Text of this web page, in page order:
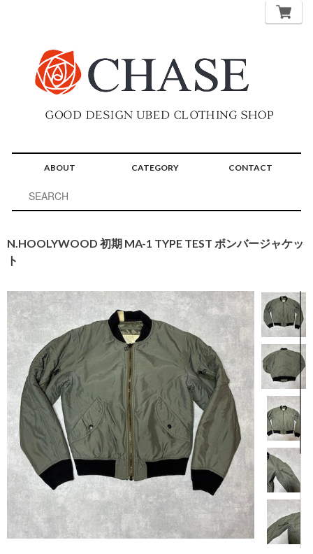
ABOUT CATEGORY CONTACT
N.HOOLYWOOD 初期 MA-1 TYPE TEST ボンバージャケッ
ト